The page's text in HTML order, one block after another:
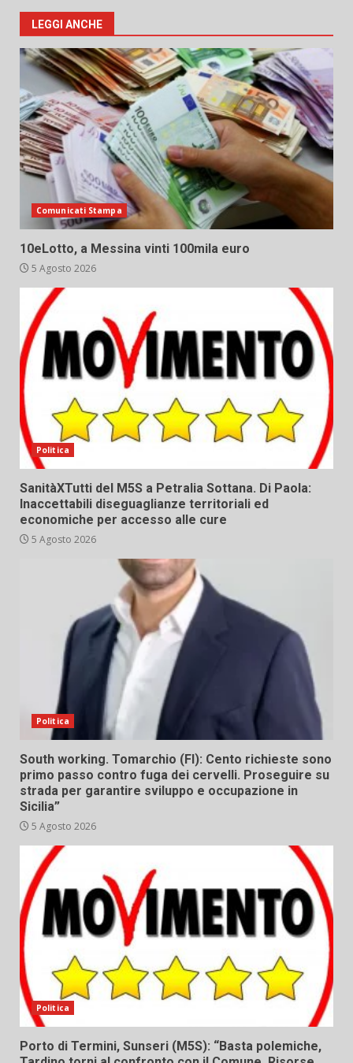
LEGGI ANCHE
Comunicati Stampa
10eLotto, a Messina vinti 100mila euro
5 Agosto 2026
Politica
SanitàXTutti del M5S a Petralia Sottana. Di Paola:
Inaccettabili diseguaglianze territoriali ed
economiche per accesso alle cure
5 Agosto 2026
Politica
South working. Tomarchio (FI): Cento richieste sono
primo passo contro fuga dei cervelli. Proseguire su
strada per garantire sviluppo e occupazione in
Sicilia”
5 Agosto 2026
Politica
Porto di Termini, Sunseri (M5S): “Basta polemiche,